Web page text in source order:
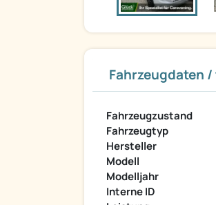
Fahrzeugdaten
Fahrzeugzustand
Fahrzeugtyp
Hersteller
Modell
Modelljahr
Interne ID